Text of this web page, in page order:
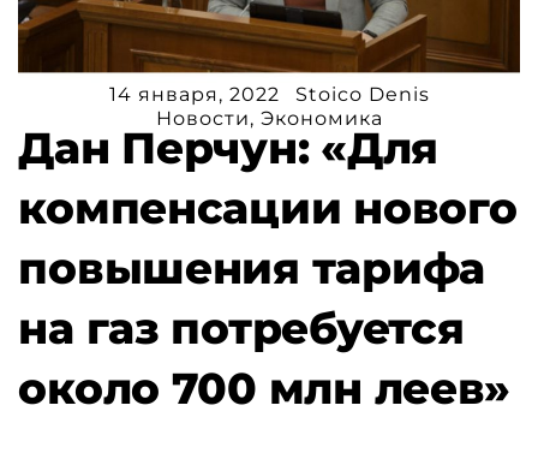
14 января, 2022
Stoico Denis
Новости, Экономика
Дан Перчун: «Для
компенсации нового
повышения тарифа
на газ потребуется
около 700 млн леев»